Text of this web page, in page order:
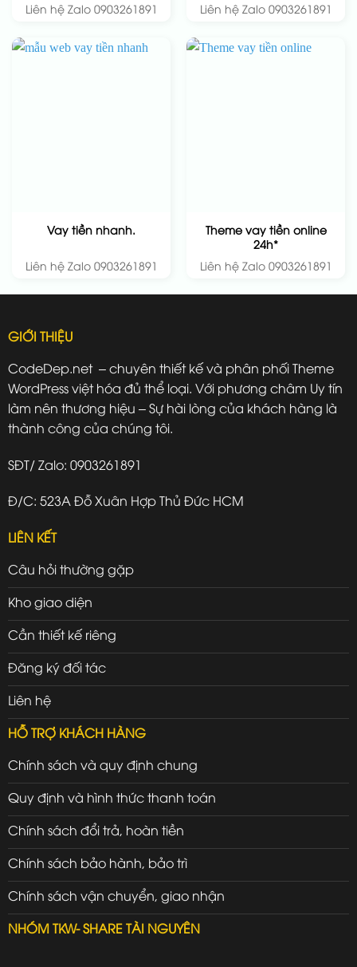
Liên hệ Zalo 0903261891
Liên hệ Zalo 0903261891
Vay tiền nhanh.
Liên hệ Zalo 0903261891
Theme vay tiền online
24h*
Liên hệ Zalo 0903261891
GIỚI THIỆU
CodeDep.net – chuyên thiết kế và phân phối Theme
WordPress việt hóa đủ thể loại. Với phương châm Uy tín
làm nên thương hiệu – Sự hài lòng của khách hàng là
thành công của chúng tôi.
SĐT/ Zalo: 0903261891
Đ/C: 523A Đỗ Xuân Hợp Thủ Đức HCM
LIÊN KẾT
Câu hỏi thường gặp
Kho giao diện
Cần thiết kế riêng
Đăng ký đối tác
Liên hệ
HỖ TRỢ KHÁCH HÀNG
Chính sách và quy định chung
Quy định và hình thức thanh toán
Chính sách đổi trả, hoàn tiền
Chính sách bảo hành, bảo trì
Chính sách vận chuyển, giao nhận
NHÓM TKW- SHARE TÀI NGUYÊN